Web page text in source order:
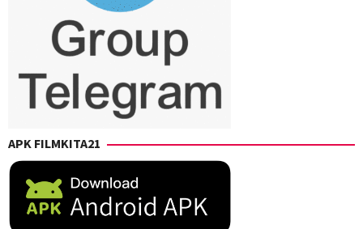
APK FILMKITA21